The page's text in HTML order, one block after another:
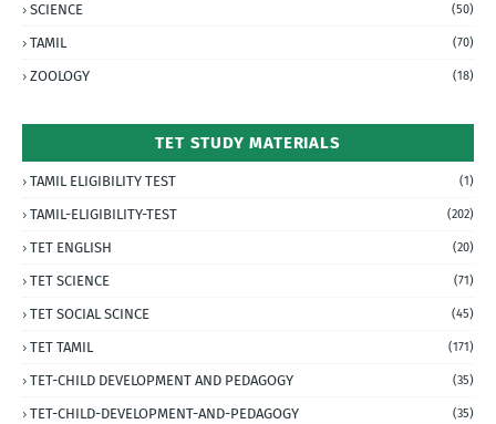
SCIENCE (50)
TAMIL (70)
ZOOLOGY (18)
TET STUDY MATERIALS
TAMIL ELIGIBILITY TEST (1)
TAMIL-ELIGIBILITY-TEST (202)
TET ENGLISH (20)
TET SCIENCE (71)
TET SOCIAL SCINCE (45)
TET TAMIL (171)
TET-CHILD DEVELOPMENT AND PEDAGOGY (35)
TET-CHILD-DEVELOPMENT-AND-PEDAGOGY (35)